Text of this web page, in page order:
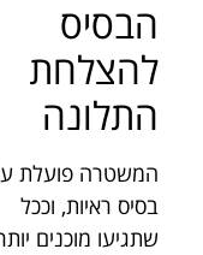
הבסיס
להצלחת
התלונה
המשטרה פועלת
בסיס ראיות, וככל
שתגיעו מוכנים